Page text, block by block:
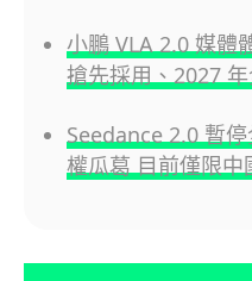
小鵬 VLA 2.0 媒體
搶先採用、2027
Seedance 2.0 暫
權瓜葛 目前僅限中